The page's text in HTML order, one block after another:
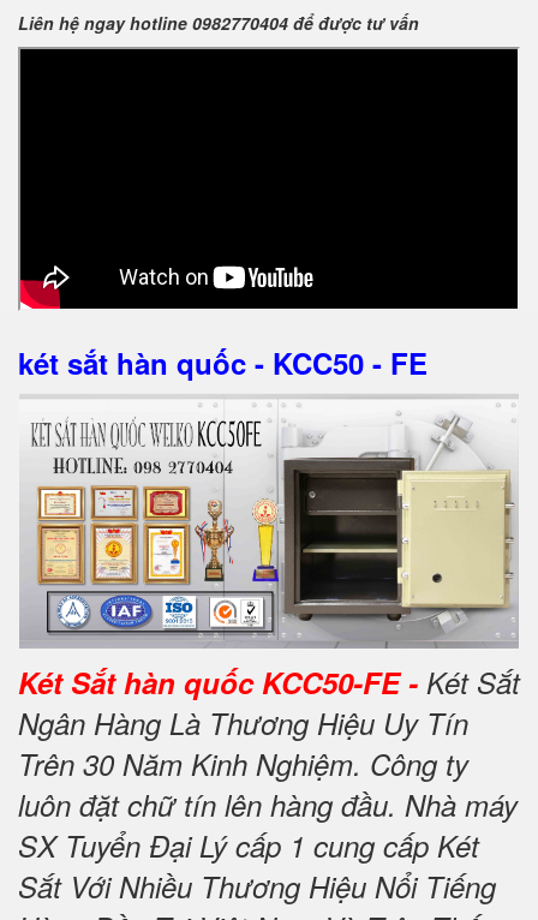
Liên hệ ngay hotline 0982770404 để được tư vấn
két sắt hàn quốc - KCC50 - FE
Két Sắt hàn quốc KCC50-FE - Két Sắt
Ngân Hàng Là Thương Hiệu Uy Tín
Trên 30 Năm Kinh Nghiệm. Công ty
luôn đặt chữ tín lên hàng đầu. Nhà máy
SX Tuyển Đại Lý cấp 1 cung cấp Két
Sắt Với Nhiều Thương Hiệu Nổi Tiếng